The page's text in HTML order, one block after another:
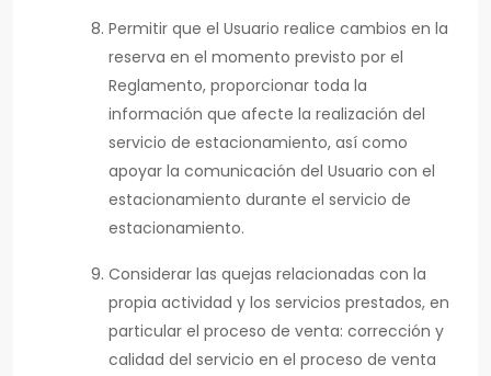
Permitir que el Usuario realice cambios en la
reserva en el momento previsto por el
Reglamento, proporcionar toda la
información que afecte la realización del
servicio de estacionamiento, así como
apoyar la comunicación del Usuario con el
estacionamiento durante el servicio de
estacionamiento.
Considerar las quejas relacionadas con la
propia actividad y los servicios prestados, en
particular el proceso de venta: corrección y
calidad del servicio en el proceso de venta